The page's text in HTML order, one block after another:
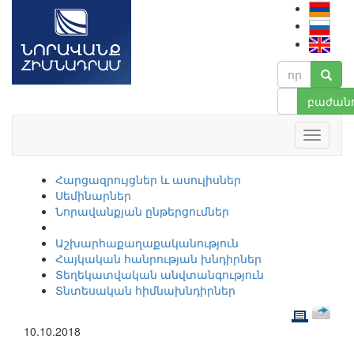
Հարցազրույցներ և ասուլիսներ
Սեմինարներ
Նորավանքյան ընթերցումներ
Աշխարհաքաղաքականություն
Հայկական հանրության խնդիրներ
Տեղեկատվական անվտանգություն
Տնտեսական հիմնախնդիրներ
10.10.2018